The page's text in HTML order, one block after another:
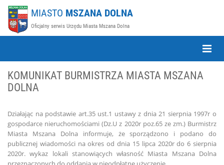
MIASTO MSZANA DOLNA
Oficjalny serwis Urzędu Miasta Mszana Dolna
Toggle
KOMUNIKAT BURMISTRZA MIASTA MSZANA
DOLNA
Działając na podstawie art.35 ust.1 ustawy z dnia 21 sierpnia 1997r o
gospodarce nieruchomościami (Dz.U z 2020r poz.65 ze zm.) Burmistrz
Miasta Mszana Dolna informuje, że sporządzono i podano do
publicznej wiadomości na okres od dnia 15 lipca 2020r do 6 sierpnia
2020r. wykaz lokali stanowiących własność Miasta Mszana Dolna